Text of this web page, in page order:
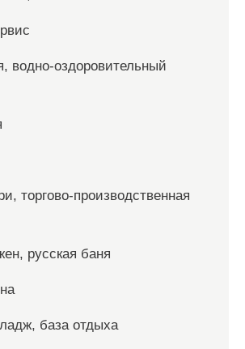
водно-оздоровительный
торгово-производственная
русская баня
база отдыха